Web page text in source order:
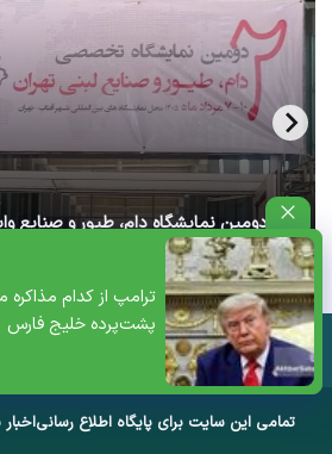
ترامپ از کدام
پشت‌پرده خلیج فارس
آغاز دومین نمایشگاه دام، طیور و صنایع
تهران+ ویدئو
تمامی این سایت برای پایگاه اطلاع رسانی